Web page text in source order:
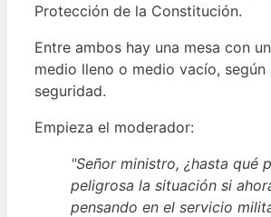
Protección de la Constitución.
Entre ambos hay una mesa con
medio lleno o medio vacío,
seguridad.
Empieza el moderador:
"Señor ministro, ¿hasta qué
peligrosa la situación si
pensando en el servicio